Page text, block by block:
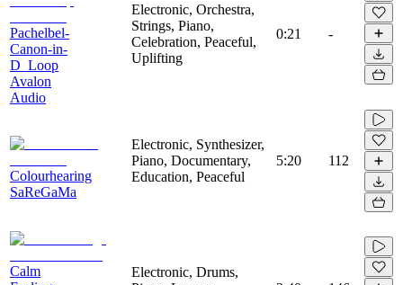
Pachelbel-
Canon-in-
D_Loop
Avalon
Audio
Electronic, Orchestra,
Strings, Piano,
Celebration, Peaceful,
Uplifting
0:21 -
Colourhearing
SaReGaMa
Electronic, Synthesizer,
Piano, Documentary,
Education, Peaceful
5:20 112
Calm
Electronic, Drums,